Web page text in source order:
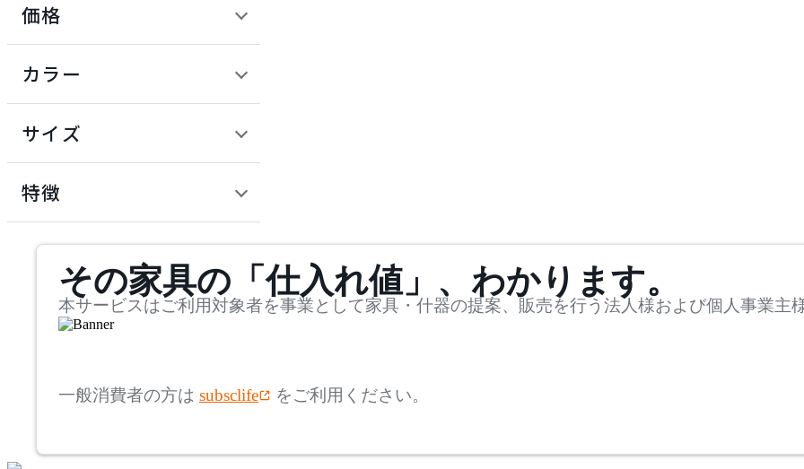
アルナイ
AZUMAYA
ボーコンセプト
サルファニチャーサプラ
価格
カラー
サイズ
mm
検索
~
~
特徴
その家具の「仕入れ値」、わかります。
本サービスはご利用対象者を事業として家具・什器の提案、販売を行う法人様および個人事業主
一般消費者の方は subsclife をご利用ください。